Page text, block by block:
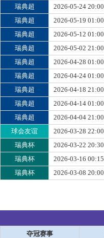
瑞典超
2026-05-24 20:00
瑞典超
2026-05-19 01:00
瑞典超
2026-05-12 01:00
瑞典超
2026-05-02 21:00
瑞典超
2026-04-28 01:00
瑞典超
2026-04-24 01:00
瑞典超
2026-04-18 21:00
瑞典超
2026-04-14 01:00
瑞典超
2026-04-04 21:00
球会友谊
2026-03-28 22:00
瑞典杯
2026-03-22 20:30
瑞典杯
2026-03-16 00:15
瑞典杯
2026-03-08 20:00
夺冠赛事